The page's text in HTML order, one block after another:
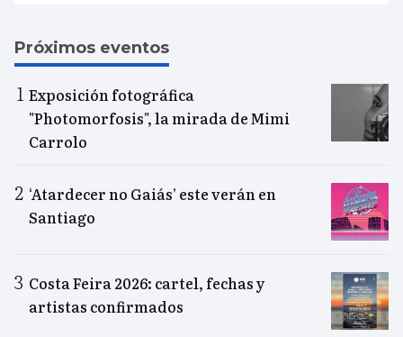
Próximos eventos
Exposición fotográfica
"Photomorfosis", la mirada de Mimi
Carrolo
‘Atardecer no Gaiás’ este verán en
Santiago
Costa Feira 2026: cartel, fechas y
artistas confirmados